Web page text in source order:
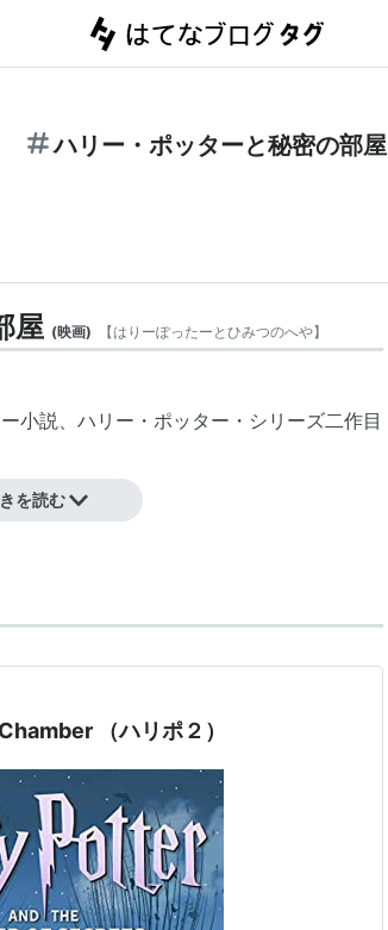
ハリー・ポッターと秘密の部屋
屋 (映画) 【はりーぽったーとひみつのへや】
小説、ハリー・ポッター・シリーズ二作目
Secrets
・グリント エマ・ワトソン
・リックマン／マギー・スミス
ASIN:B00008KJ3Q（シリーズ2作品セット
版』2枚組＆『ハリー・ポッターと秘密の
を読む
（ハリポ２）